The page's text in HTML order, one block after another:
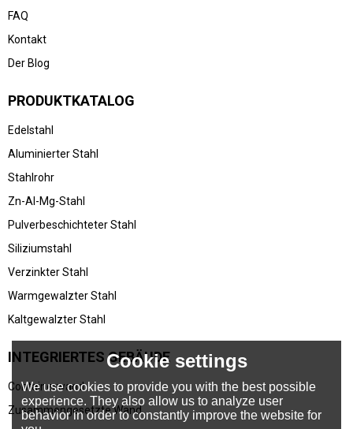
FAQ
Kontakt
Der Blog
PRODUKTKATALOG
Edelstahl
Aluminierter Stahl
Stahlrohr
Zn-Al-Mg-Stahl
Pulverbeschichteter Stahl
Siliziumstahl
Verzinkter Stahl
Warmgewalzter Stahl
Kaltgewalzter Stahl
INTEGRIERTES GEBÄUDE
Containerwand
Zusammengesetzte Wand
Cookie settings
We use cookies to provide you with the best possible
experience. They also allow us to analyze user
behavior in order to constantly improve the website for